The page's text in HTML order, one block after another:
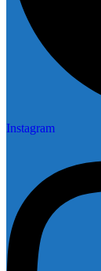
Instagram